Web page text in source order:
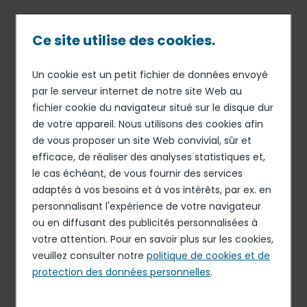
principal
Fil
d'Ariane
31 MAI 16
INFORMATION RELATIVE AU CONTRAT DE LIQUIDITÉ
Cessation du contrat de
liquidité avec Rothshild &
Cie Banque et mise en
œuvre d’un contrat de
liquidité avec Natixis
TÉLÉCHARGER LE DOCUMENT
PDF - 109.7 Ko
Ce site utilise des cookies.
Un cookie est un petit fichier de données envoyé
par le serveur internet de notre site Web au
fichier cookie du navigateur situé sur le disque dur
de votre appareil. Nous utilisons des cookies afin
de vous proposer un site Web convivial, sûr et
efficace, de réaliser des analyses statistiques et,
le cas échéant, de vous fournir des services
adaptés à vos besoins et à vos intérêts, par ex. en
personnalisant l'expérience de votre navigateur
ou en diffusant des publicités personnalisées à
votre attention. Pour en savoir plus sur les cookies,
veuillez consulter notrepolitique de cookies et de
protection des données personnelles.